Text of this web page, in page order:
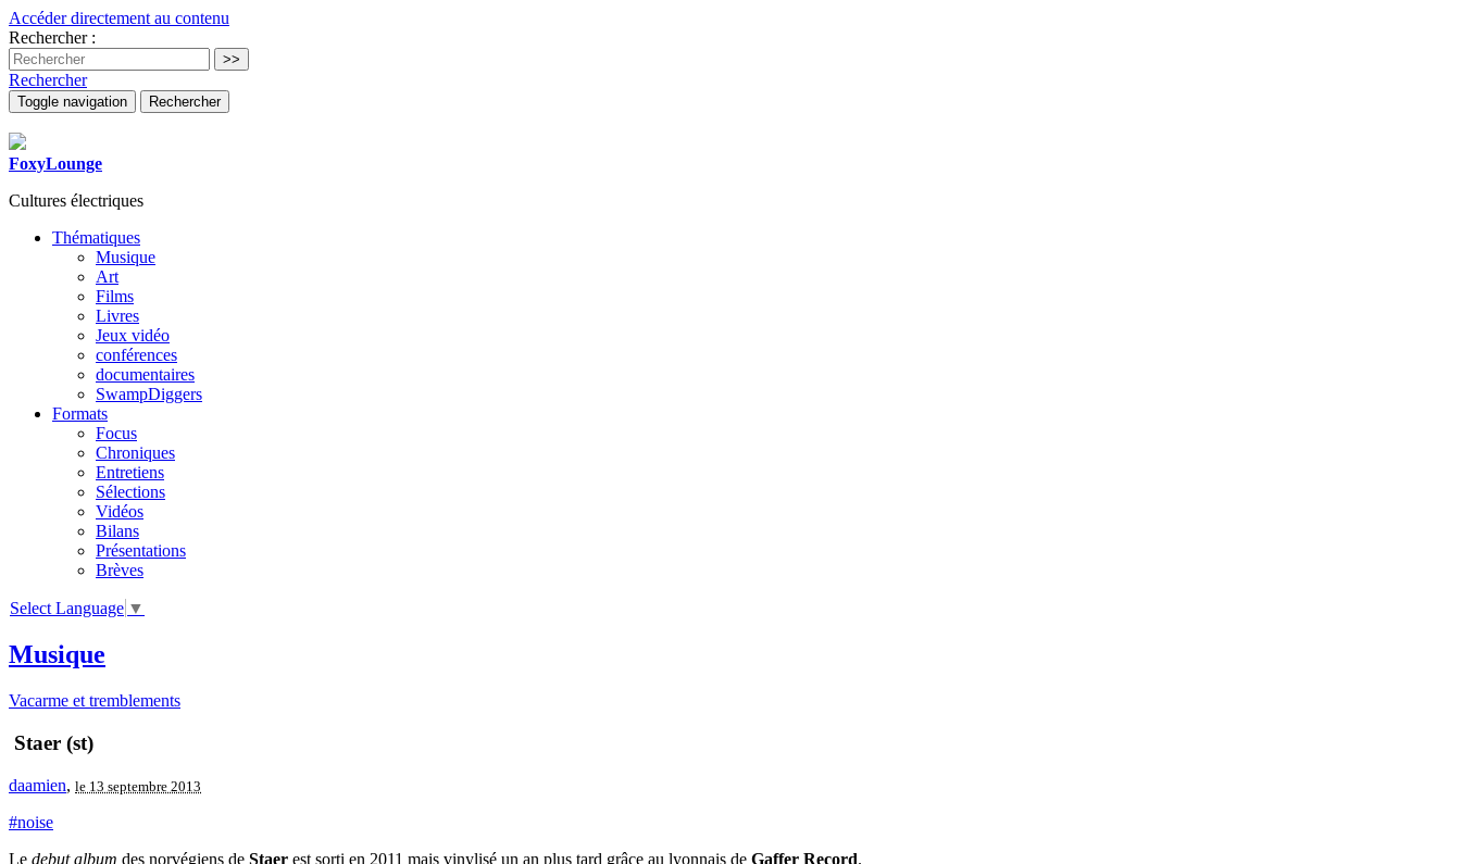
Accéder directement au contenu
Rechercher :
Rechercher
Toggle navigation Rechercher
FoxyLounge
Cultures électriques
Thématiques
Musique
Art
Films
Livres
Jeux vidéo
conférences
documentaires
SwampDiggers
Formats
Focus
Chroniques
Entretiens
Sélections
Vidéos
Bilans
Présentations
Brèves
Select Language ▼
Musique
Vacarme et tremblements
Staer (st)
daamien, le 13 septembre 2013
#noise
Le debut album des norvégiens de Staer est sorti en 2011 mais vinylisé un an plus tard grâce au lyonnais de Gaffer Record.